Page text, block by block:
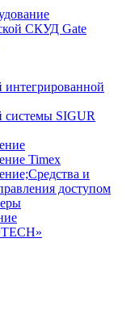
СКУД Gate
интегрированной
системы SIGUR
Timex
и
доступом